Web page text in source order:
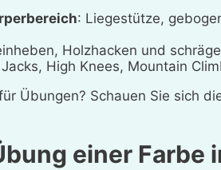
: Liegestütze,
Holzhacken und
High Knees, Mountain
Übungen? Schauen Sie sich
einer Farbe